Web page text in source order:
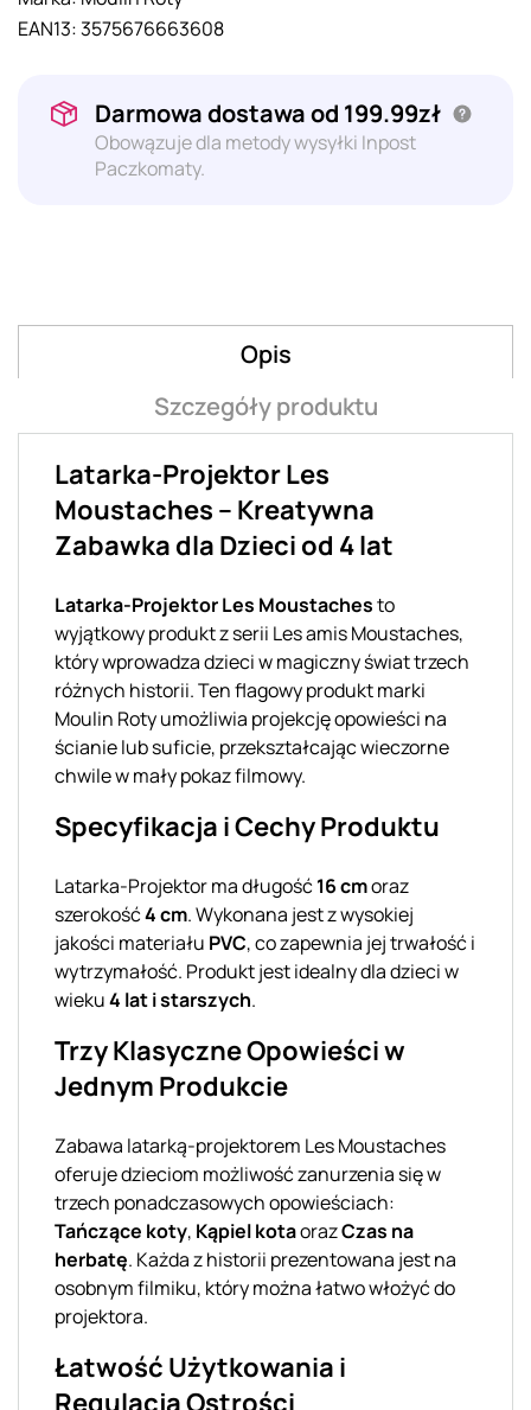
EAN13:3575676663608
Darmowa dostawa od 199.99zł
Obowązuje dla metody wysyłki Inpost
Paczkomaty.
Opis
Szczegóły produktu
Latarka-Projektor Les
Moustaches – Kreatywna
Zabawka dla Dzieci od 4 lat
Latarka-Projektor Les Moustachesto
wyjątkowy produkt z serii Les amis Moustaches,
który wprowadza dzieci w magiczny świat trzech
różnych historii. Ten flagowy produkt marki
Moulin Roty umożliwia projekcję opowieści na
ścianie lub suficie, przekształcając wieczorne
chwile w mały pokaz filmowy.
Specyfikacja i Cechy Produktu
Latarka-Projektor ma długość16 cmoraz
szerokość4 cm. Wykonana jest z wysokiej
jakości materiału PVC, co zapewnia jej trwałość i
wytrzymałość. Produkt jest idealny dla dzieci w
wieku4 lat i starszych.
Trzy Klasyczne Opowieści w
Jednym Produkcie
Zabawa latarką-projektorem Les Moustaches
oferuje dzieciom możliwość zanurzenia się w
trzech ponadczasowych opowieściach:
Tańczące koty, Kąpiel kotaorazCzas na
herbatę. Każda z historii prezentowana jest na
osobnym filmiku, który można łatwo włożyć do
projektora.
Łatwość Użytkowania i
Regulacja Ostrości